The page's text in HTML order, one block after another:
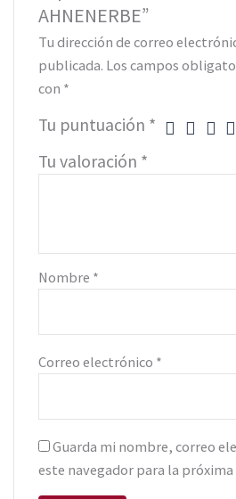
AHNENERBE”
Tu dirección de correo
publicada. Los campos
con *
Tu puntuación *
Tu valoración *
Nombre *
Correo electrónico *
Guarda mi nombre, correo
este navegador para la